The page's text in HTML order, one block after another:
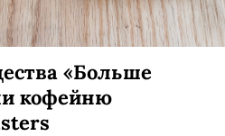
«Больше
кофейню